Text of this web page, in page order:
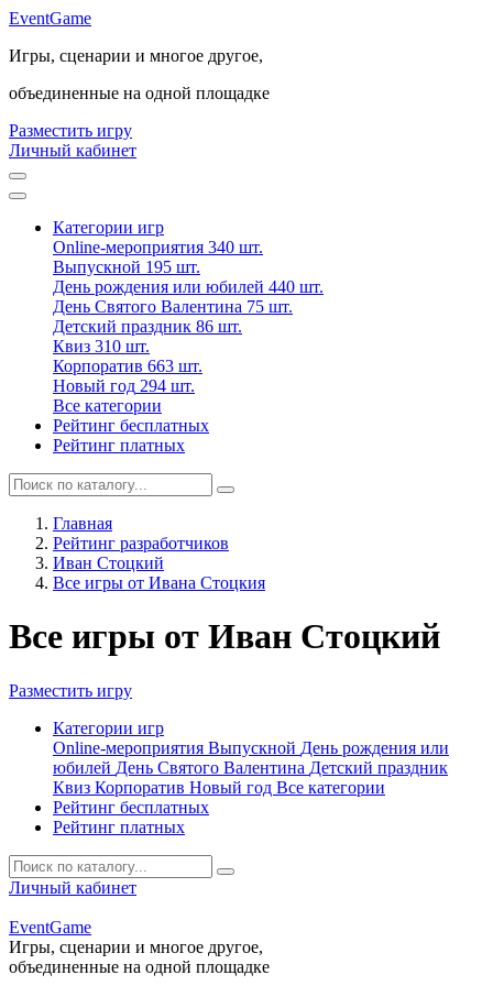
EventGame
Игры, сценарии и многое другое,
объединенные на одной площадке
Разместить игру
Личный кабинет
Категории игр
Online-мероприятия 340 шт.
Выпускной 195 шт.
День рождения или юбилей 440 шт.
День Святого Валентина 75 шт.
Детский праздник 86 шт.
Квиз 310 шт.
Корпоратив 663 шт.
Новый год 294 шт.
Все категории
Рейтинг бесплатных
Рейтинг платных
Главная
Рейтинг разработчиков
Иван Стоцкий
Все игры от Ивана Стоцкия
Все игры от Иван Стоцкий
Разместить игру
Категории игр
Online-мероприятия Выпускной День рождения или
юбилей День Святого Валентина Детский праздник
Квиз Корпоратив Новый год Все категории
Рейтинг бесплатных
Рейтинг платных
Личный кабинет
EventGame
Игры, сценарии и многое другое,
объединенные на одной площадке